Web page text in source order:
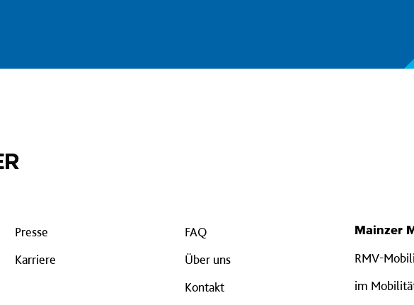
Presse
Karriere
FAQ
Über uns
Kontakt
Mainzer
RMV-
im